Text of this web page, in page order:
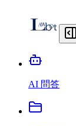
AI 問答